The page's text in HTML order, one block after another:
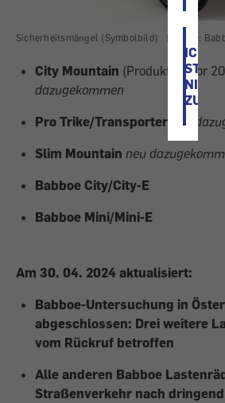
ICH
NICHT
ZU
Sicherheitsmängel (Symbolbild) | Bild:
City Mountain (Produktion vor
dazugekommen
Pro Trike/Transporter
neu
Slim Mountain neu
Babboe City/City-E
Babboe Mini/Mini-E
Am 30. 04. 2024 aktualisiert:
Babboe-Untersuchung in
abgeschlossen: Drei weitere
vom Rückruf betroffen
Alle anderen Babboe
Straßenverkehr nach